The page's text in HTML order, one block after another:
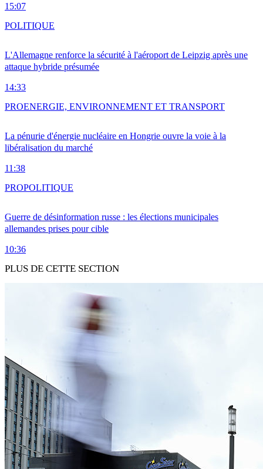
15:07
L'Allemagne renforce la sécurité à l'aéroport de Leipzig après une
attaque hybride présumée
14:33
POLITIQUE
La pénurie d'énergie nucléaire en Hongrie ouvre la voie à la
libéralisation du marché
11:38
PROENERGIE, ENVIRONNEMENT ET TRANSPORT
Guerre de désinformation russe : les élections municipales
allemandes prises pour cible
10:36
PROPOLITIQUE
PLUS DE CETTE SECTION